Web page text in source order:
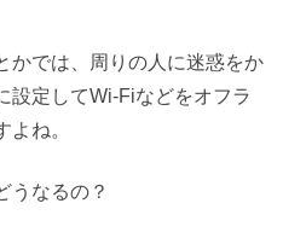
かでは、周りの人に迷惑をか
設定してWi-Fiなどをオフラ
ね。
うなるの？